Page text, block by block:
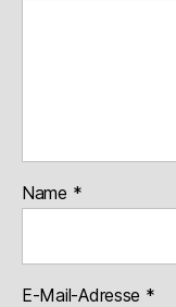
Name *
E-Mail-Adresse *